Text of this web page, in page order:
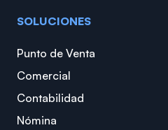
SOLUCIONES
Punto de Venta
Comercial
Contabilidad
Nómina